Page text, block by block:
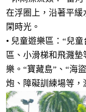
在浮圈上，沿著平
閑時光。
• 兒童遊樂區：“兒
區、小滑梯和飛濺
樂。“寶藏島”、“海
炮、障礙訓練場等，